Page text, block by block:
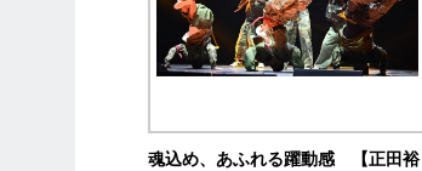
魂込め、あふれる躍動感 【正田裕